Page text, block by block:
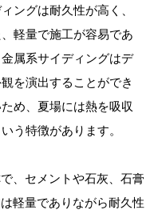
ングは耐久性が高く、
軽量で施工が容易であ
属系サイディングはデ
を演出することができ
め、夏場には熱を吸収
う特徴があります。
、セメントや石灰、石膏
軽量でありながら耐久性